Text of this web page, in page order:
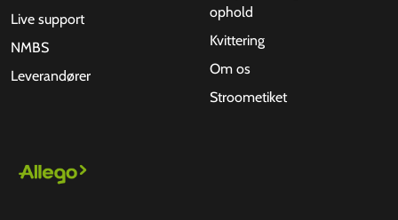
Live support
NMBS
Leverandører
ophold
Kvittering
Om os
Stroometiket